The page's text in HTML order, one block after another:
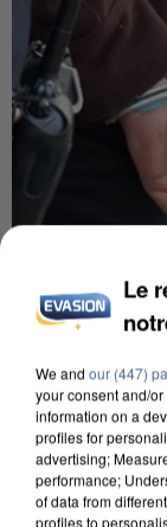
7 août 2026
Un second
Algérie
Un
quelques
Le
We and our (447)
your consent and/
information on a
profiles for
advertising;
performance;
of data from
profiles to